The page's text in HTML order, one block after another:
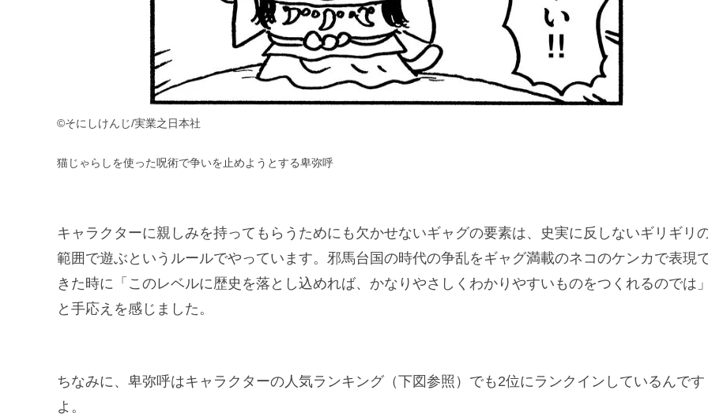
©そにしけんじ/実業之日本社
猫じゃらしを使った呪術で争いを止めようとする卑弥呼
キャラクターに親しみを持ってもらうためにも欠かせないギャグの要素は、史実に反しないギリギリ
範囲で遊ぶというルールでやっています。邪馬台国の時代の争乱をギャグ満載のネコのケンカで表現
きた時に「このレベルに歴史を落とし込めれば、かなりやさしくわかりやすいものをつくれるのでは」
と手応えを感じました。
ちなみに、卑弥呼はキャラクターの人気ランキング（下図参照）でも2位にランクインしているんです
よ。